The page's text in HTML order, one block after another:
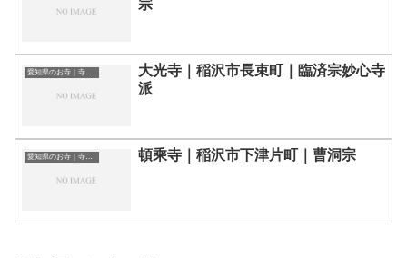
宗
愛知県のお寺｜寺院一覧
大光寺｜稲沢市長束町｜臨済宗妙心寺
派
愛知県のお寺｜寺院一覧 頓乘寺｜稲沢市下津片町｜曹洞宗